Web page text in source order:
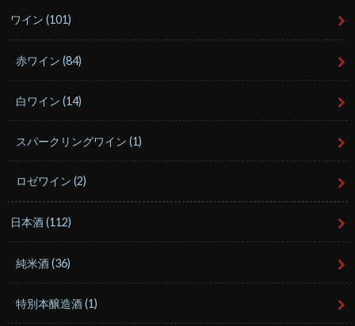
ワイン(101)
赤ワイン(84)
白ワイン(14)
スパークリングワイン(1)
ロゼワイン(2)
日本酒(112)
純米酒(36)
特別本醸造酒(1)